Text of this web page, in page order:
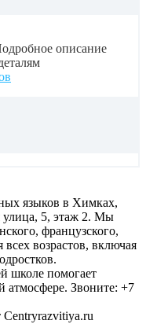
описание
языков в Химках,
улица, 5, этаж 2. Мы
французского,
всех возрастов, включая
школе помогает
атмосфере. Звоните: +7
Centryrazvitiya.ru